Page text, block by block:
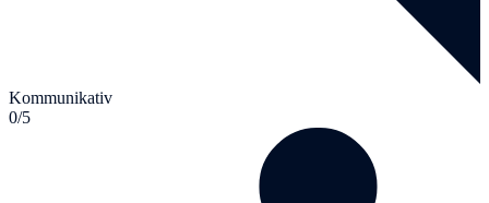
Kommunikativ
0/5